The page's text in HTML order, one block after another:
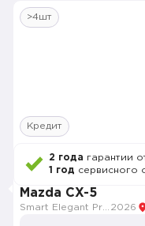
>4шт
Кредит
2 года гарантии
1 год сервисного
Mazda CX-5
2026